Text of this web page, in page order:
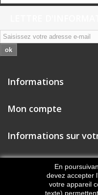
ok
Informations
Mon compte
Informations sur
En
devez accepter
votre appareil
texte)